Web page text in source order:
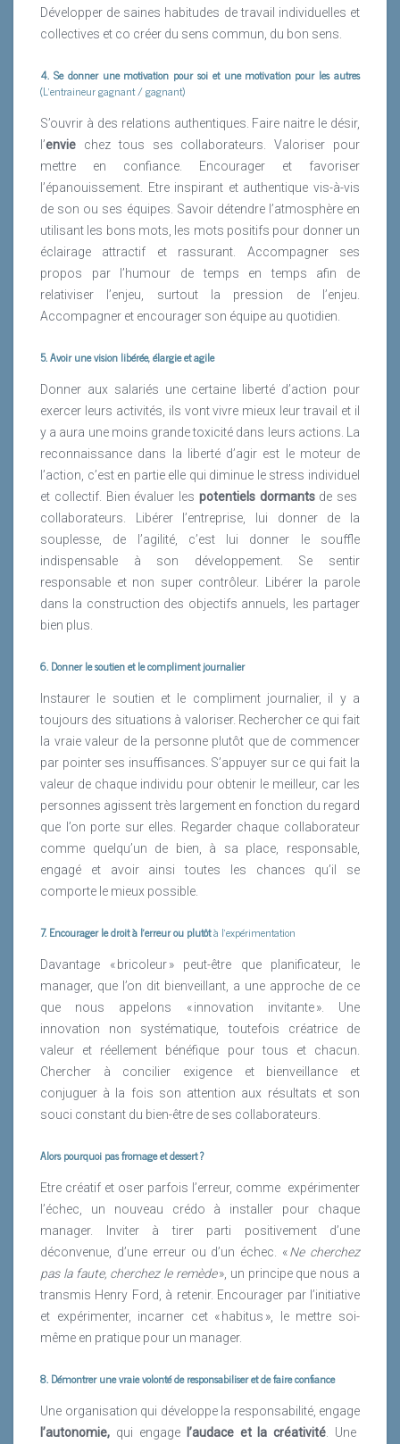
Développer de saines habitudes de travail individuelles et
collectives et co créer du sens commun, du bon sens.
4. Se donner une motivation pour soi et une motivation pour les autres
(L’entraineur gagnant / gagnant)
S’ouvrir à des relations authentiques. Faire naitre le désir,
l’envie chez tous ses collaborateurs. Valoriser pour
mettre en confiance. Encourager et favoriser
l’épanouissement. Etre inspirant et authentique vis-à-vis
de son ou ses équipes. Savoir détendre l’atmosphère en
utilisant les bons mots, les mots positifs pour donner un
éclairage attractif et rassurant. Accompagner ses
propos par l’humour de temps en temps afin de
relativiser l’enjeu, surtout la pression de l’enjeu.
Accompagner et encourager son équipe au quotidien.
5. Avoir une vision libérée, élargie et agile
Donner aux salariés une certaine liberté d’action pour
exercer leurs activités, ils vont vivre mieux leur travail et il
y a aura une moins grande toxicité dans leurs actions. La
reconnaissance dans la liberté d’agir est le moteur de
l’action, c’est en partie elle qui diminue le stress individuel
et collectif. Bien évaluer les potentiels dormants de ses
collaborateurs. Libérer l’entreprise, lui donner de la
souplesse, de l’agilité, c’est lui donner le souffle
indispensable à son développement. Se sentir
responsable et non super contrôleur. Libérer la parole
dans la construction des objectifs annuels, les partager
bien plus.
6. Donner le soutien et le compliment journalier
Instaurer le soutien et le compliment journalier, il y a
toujours des situations à valoriser. Rechercher ce qui fait
la vraie valeur de la personne plutôt que de commencer
par pointer ses insuffisances. S’appuyer sur ce qui fait la
valeur de chaque individu pour obtenir le meilleur, car les
personnes agissent très largement en fonction du regard
que l’on porte sur elles. Regarder chaque collaborateur
comme quelqu’un de bien, à sa place, responsable,
engagé et avoir ainsi toutes les chances qu’il se
comporte le mieux possible.
7. Encourager le droit à l’erreur ou plutôtà l’expérimentation
Davantage « bricoleur » peut-être que planificateur, le
manager, que l’on dit bienveillant, a une approche de ce
que nous appelons « innovation invitante ». Une
innovation non systématique, toutefois créatrice de
valeur et réellement bénéfique pour tous et chacun.
Chercher à concilier exigence et bienveillance et
conjuguer à la fois son attention aux résultats et son
souci constant du bien-être de ses collaborateurs.
Alors pourquoi pas fromage et dessert ?
Etre créatif et oser parfois l’erreur, comme expérimenter
l’échec, un nouveau crédo à installer pour chaque
manager. Inviter à tirer parti positivement d’une
déconvenue, d’une erreur ou d’un échec. «Ne cherchez
pas la faute, cherchez le remède», un principe que nous a
transmis Henry Ford, à retenir. Encourager par l’initiative
et expérimenter, incarner cet « habitus », le mettre soi-
même en pratique pour un manager.
8. Démontrer une vraie volonté de responsabiliser et de faire confiance
Une organisation qui développe la responsabilité, engage
l’autonomie, qui engage l’audace et la créativité . Une